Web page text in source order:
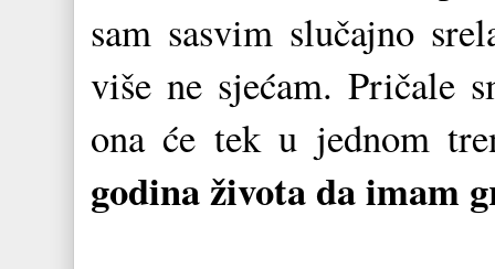
sam sasvim slučajno
više ne sjećam. Pričale
ona će tek u jednom
godina života da imam